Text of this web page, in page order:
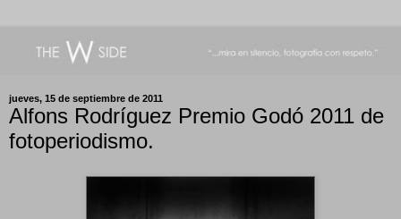
jueves, 15 de septiembre de 2011
Alfons Rodríguez Premio Godó 2011 de
fotoperiodismo.